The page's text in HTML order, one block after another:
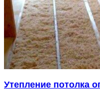
Утепление потолка